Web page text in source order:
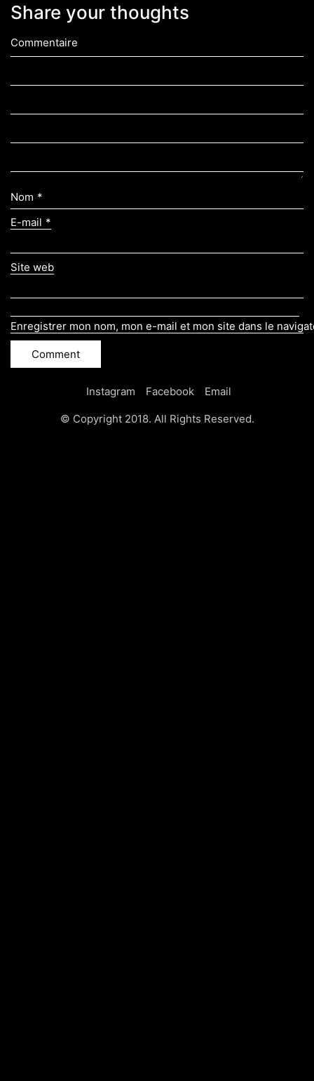
Share your thoughts
Commentaire
Nom *
E-mail *
Site web
Enregistrer mon nom, mon e-mail et mon site dans le
Instagram Facebook Email
© Copyright 2018. All Rights Reserved.